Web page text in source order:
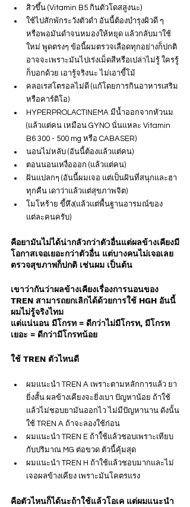
สิวขึ้น (Vitamin B5 กินตัวโดสสูงนะ)
ใช้ไปสักพักระวังตัวดำ อันนี้ต้องบำรุงผิวดี ๆ
หรือพอมันดำจนหมองให้หยุด แล้วกลับมาใช้
ใหม่ พูดตรงๆ ข้อนี้ผมตรวจเลือดทุกอย่างก็ปกติ
อาจจะเพราะมันไปเร่งเม็ดสีหรือเปล่าไม่รู้ ใครรู้
ก็บอกด้วย เอารู้จริงนะ ไม่เอาขี้โม้
คลอเรสโตรอลไม่ดี (แก้โดยการกินอาหารเสริม
หรือคาร์ดิโอ)
HYPERPROLACTINEMA มีน้ำออกจากหัวนม
(แล้วแต่คน เหมือน GYNO นั่นแหละ Vitamin
B6 300 - 500 mg หรือ CABASER)
นอนไม่หลับ (อันนี้ต้องแล้วแต่คน)
ตอนนอนเหงื่อออก (แล้วแต่คน)
ฝันแปลกๆ (อันนี้ผมเจอ แต่เป็นฝันที่สนุกและฮา
ทุกคืน เดาว่าแล้วแต่สุขภาพจิต)
โมโหร้าย ขี้หึง(แล้วแต่พื้นฐานอารมณ์ของ
แต่ละคนครับ)
คือยามันไม่ได้น่ากลัวกว่าตัวอื่นแต่ผลข้างเคียงมี
โอกาสเจอเยอะกว่าตัวอื่น แต่บางคนไม่เจอเลย
ตรวจสุขภาพก็ปกติ เช่นผม เป็นต้น
เขาว่ากันว่าผลข้างเคียงเรื่องการนอนของ
TREN สามารถยกเลิกได้ด้วยการใช้ HGH อันนี้
ผมไม่รู้จริงไทม
แต่แน่นอน มีโกรท = ดีกว่าไม่มีโกรท, มีโกรท
เยอะ = ดีกว่ามีโกรทน้อย
ใช้ TREN ตัวไหนดี
ผมแนะนำ TREN A เพราะตามหลักการแล้ว ยา
ยิ่งสั้น ผลข้างเคียงจะยิ่งเบา ปัญหาน้อย ถ้าใช้
แล้วไม่ชอบยามันออกไว ไม่มีปัญหานาน ดังนั้น
ใช้ TREN A ถ้าจะลองใช้ก่อน
ผมแนะนำ TREN E ถ้าใ้ช้แล้วชอบเพราะเทียบ
กับปริมาณ MG ต่อขวด ตัวนี้คุ้มสุด
ผมแนะนำ TREN H ถ้าใช้แล้วชอบมากและไม่
เจอผลข้างเคียง เพราะมันโคตรแรง
คือตัวไหนก็ได้นะถ้าใช้แล้วโอเค แต่ผมแนะนำ